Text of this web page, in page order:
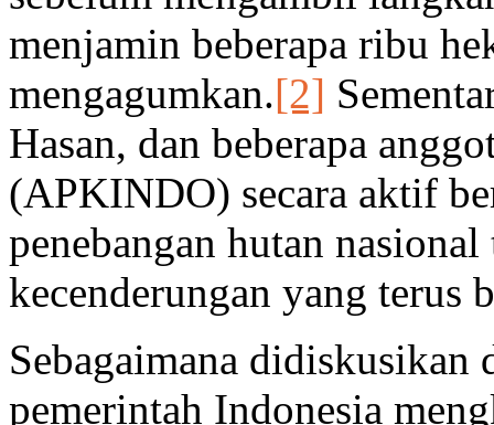
menjamin beberapa ribu
mengagumkan.[2]
Hasan, dan beberapa
(APKINDO) secara aktif
penebangan hutan
kecenderungan yang
Sebagaimana didiskusikan
pemerintah Indonesia